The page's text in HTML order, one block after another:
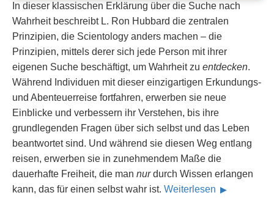
In dieser klassischen Erklärung über die Suche nach
Wahrheit beschreibt L. Ron Hubbard die zentralen
Prinzipien, die Scientology anders machen – die
Prinzipien, mittels derer sich jede Person mit ihrer
eigenen Suche beschäftigt, um Wahrheit zu entdecken.
Während Individuen mit dieser einzigartigen Erkundungs-
und Abenteuerreise fortfahren, erwerben sie neue
Einblicke und verbessern ihr Verstehen, bis ihre
grundlegenden Fragen über sich selbst und das Leben
beantwortet sind. Und während sie diesen Weg entlang
reisen, erwerben sie in zunehmendem Maße die
dauerhafte Freiheit, die man nurdurch Wissen erlangen
kann, das für einen selbst wahr ist. Weiterlesen